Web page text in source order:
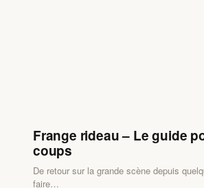
Frange rideau – Le guide
coups
De retour sur la grande scène depuis
faire…